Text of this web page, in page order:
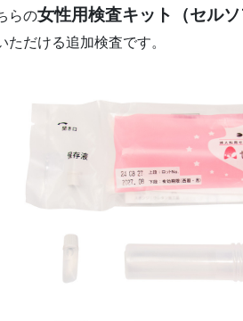
らの女性用検査キット（セルソ
ただける追加検査です。